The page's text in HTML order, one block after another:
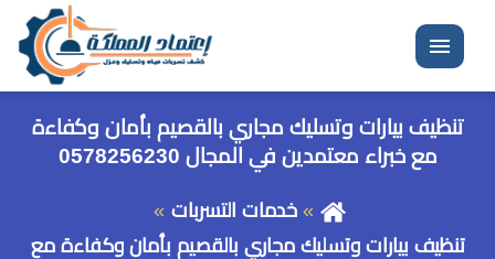
القائمة
تنظيف بيارات وتسليك مجاري بالقصيم بأمان وكفاءة
مع خبراء معتمدين في المجال 0578256230
خدمات التسربات
تنظيف بيارات وتسليك مجاري بالقصيم بأمان وكفاءة مع